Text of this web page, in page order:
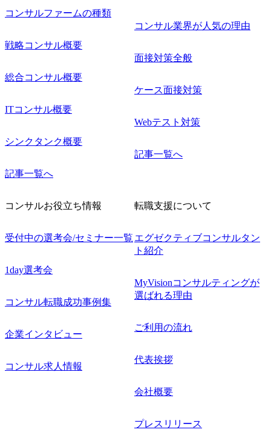
コンサルファームの種類
戦略コンサル概要
総合コンサル概要
ITコンサル概要
シンクタンク概要
記事一覧へ
コンサル業界が人気の理由
面接対策全般
ケース面接対策
Webテスト対策
記事一覧へ
コンサルお役立ち情報
受付中の選考会/セミナー一覧
1day選考会
コンサル転職成功事例集
企業インタビュー
コンサル求人情報
転職支援について
エグゼクティブコンサルタン
ト紹介
MyVisionコンサルティングが
選ばれる理由
ご利用の流れ
代表挨拶
会社概要
プレスリリース